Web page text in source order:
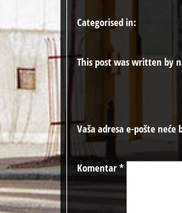
Categorised in:
This post was written by
Vaša adresa e-pošte
Komentar*